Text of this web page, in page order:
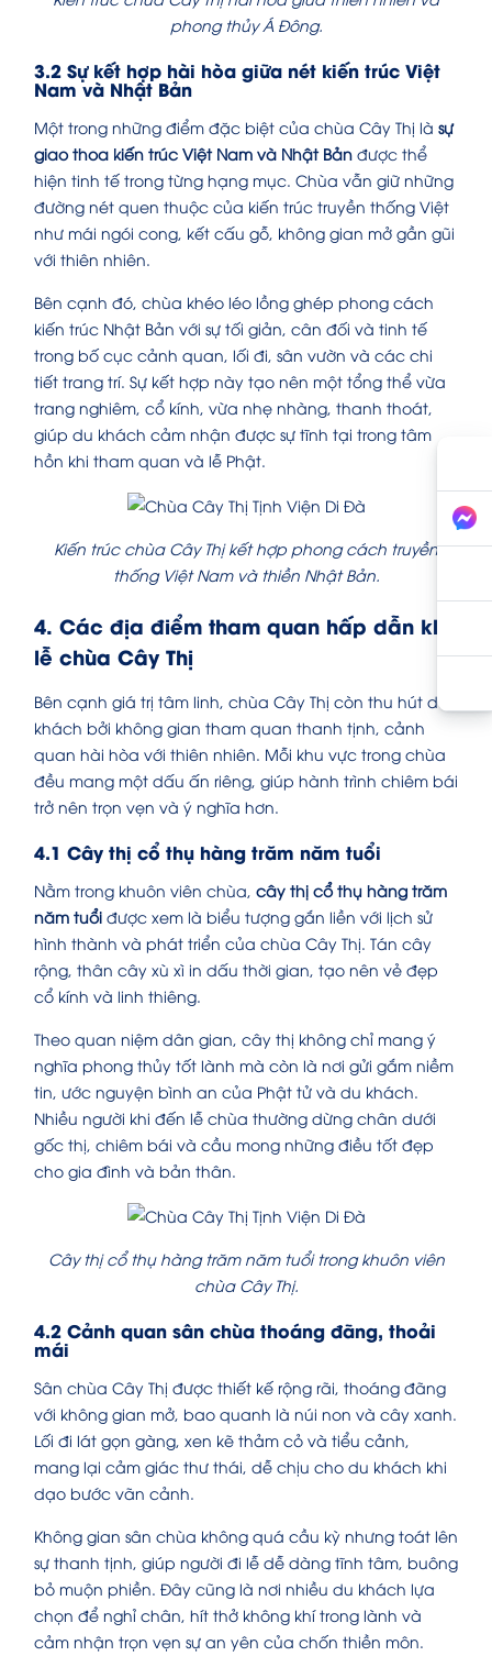
phong thủy Á Đông.
3.2 Sự kết hợp hài hòa giữa nét kiến trúc Việt
Nam và Nhật Bản
Một trong những điểm đặc biệt của chùa Cây Thị là sự
giao thoa kiến trúc Việt Nam và Nhật Bản được thể
hiện tinh tế trong từng hạng mục. Chùa vẫn giữ những
đường nét quen thuộc của kiến trúc truyền thống Việt
như mái ngói cong, kết cấu gỗ, không gian mở gần gũi
với thiên nhiên.
Bên cạnh đó, chùa khéo léo lồng ghép phong cách
kiến trúc Nhật Bản với sự tối giản, cân đối và tinh tế
trong bố cục cảnh quan, lối đi, sân vườn và các chi
tiết trang trí. Sự kết hợp này tạo nên một tổng thể vừa
trang nghiêm, cổ kính, vừa nhẹ nhàng, thanh thoát,
giúp du khách cảm nhận được sự tĩnh tại trong tâm
hồn khi tham quan và lễ Phật.
Kiến trúc chùa Cây Thị kết hợp phong cách truyền
thống Việt Nam và thiền Nhật Bản.
4. Các địa điểm tham quan hấp dẫn khi
lễ chùa Cây Thị
Bên cạnh giá trị tâm linh, chùa Cây Thị còn thu hút du
khách bởi không gian tham quan thanh tịnh, cảnh
quan hài hòa với thiên nhiên. Mỗi khu vực trong chùa
đều mang một dấu ấn riêng, giúp hành trình chiêm bái
trở nên trọn vẹn và ý nghĩa hơn.
4.1 Cây thị cổ thụ hàng trăm năm tuổi
Nằm trong khuôn viên chùa, cây thị cổ thụ hàng trăm
năm tuổi được xem là biểu tượng gắn liền với lịch sử
hình thành và phát triển của chùa Cây Thị. Tán cây
rộng, thân cây xù xì in dấu thời gian, tạo nên vẻ đẹp
cổ kính và linh thiêng.
Theo quan niệm dân gian, cây thị không chỉ mang ý
nghĩa phong thủy tốt lành mà còn là nơi gửi gắm niềm
tin, ước nguyện bình an của Phật tử và du khách.
Nhiều người khi đến lễ chùa thường dừng chân dưới
gốc thị, chiêm bái và cầu mong những điều tốt đẹp
cho gia đình và bản thân.
Cây thị cổ thụ hàng trăm năm tuổi trong khuôn viên
chùa Cây Thị.
4.2 Cảnh quan sân chùa thoáng đãng, thoải
mái
Sân chùa Cây Thị được thiết kế rộng rãi, thoáng đãng
với không gian mở, bao quanh là núi non và cây xanh.
Lối đi lát gọn gàng, xen kẽ thảm cỏ và tiểu cảnh,
mang lại cảm giác thư thái, dễ chịu cho du khách khi
dạo bước vãn cảnh.
Không gian sân chùa không quá cầu kỳ nhưng toát lên
sự thanh tịnh, giúp người đi lễ dễ dàng tĩnh tâm, buông
bỏ muộn phiền. Đây cũng là nơi nhiều du khách lựa
chọn để nghỉ chân, hít thở không khí trong lành và
cảm nhận trọn vẹn sự an yên của chốn thiền môn.